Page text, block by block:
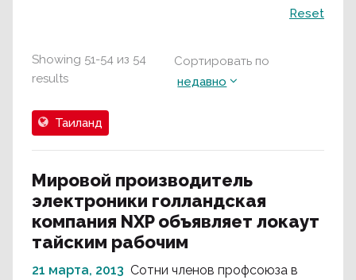
Showing 51-54 из 54
results
Сортировать по
недавно
Таиланд
Мировой производитель
электроники голландская
компания NXP объявляет локаут
тайским рабочим
21 марта, 2013 Сотни членов профсоюза в
Reset